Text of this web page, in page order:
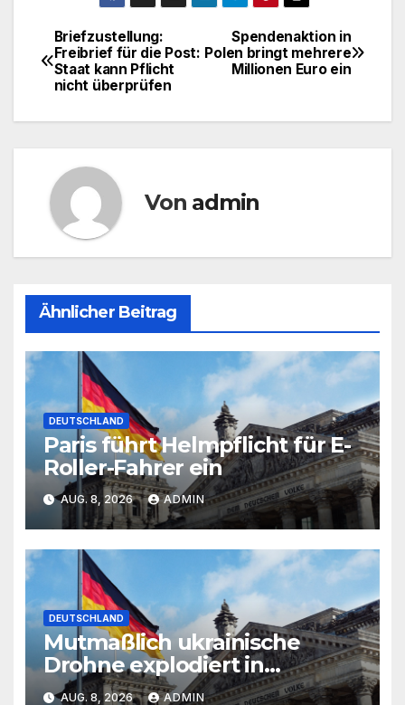
Beitragsnavigation
Spendenaktion in
Polen bringt mehrere
Millionen Euro ein
Briefzustellung:
Freibrief für die Post:
Staat kann Pflicht
nicht überprüfen
Von admin
Ähnlicher Beitrag
DEUTSCHLAND
Paris führt Helmpflicht für E-
Roller-Fahrer ein
AUG. 8, 2026 ADMIN
DEUTSCHLAND
Mutmaßlich ukrainische
Drohne explodiert in
Bulgarien
AUG. 8, 2026 ADMIN